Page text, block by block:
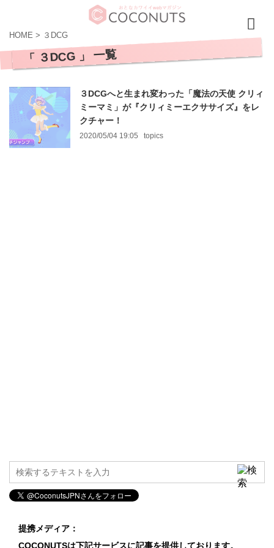
HOME > ３DCG
「 ３DCG 」 一覧
３DCGへと生まれ変わった「魔法の天使 クリィ
ミーマミ」が『クリィミーエクササイズ』をレ
クチャー！
2020/05/04 19:05 topics
提携メディア：
COCONUTSは下記サービスに記事を提供しております。